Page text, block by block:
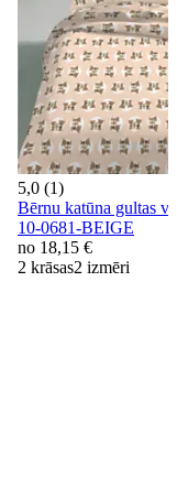
5,0 (1)
Bērnu katūna gultas
10-0681-BEIGE
no 18,15 €
2 krāsas2 izmēri